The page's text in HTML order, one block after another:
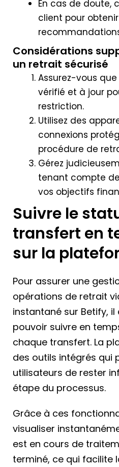
En cas de doute,
client pour
Considérations
un retrait sécurisé
Assurez-vous
vérifié et à jour
restriction.
Utilisez des
connexions
procédure de
Gérez
tenant compte
vos objectifs
Suivre le
transfert en
sur la
Pour assurer une
opérations de retrait
instantané sur Betify,
pouvoir suivre en
chaque transfert. La
des outils intégrés qui
utilisateurs de rester
étape du processus.
Grâce à ces
visualiser
est en cours de
terminé, ce qui facilite